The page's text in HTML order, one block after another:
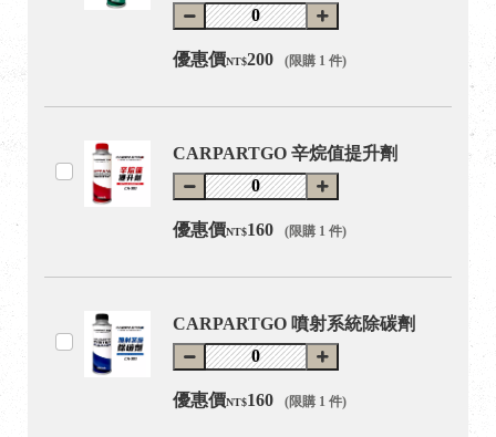
優惠價NT$200 (限購 1 件)
CARPARTGO 辛烷值提升劑
優惠價NT$160 (限購 1 件)
CARPARTGO 噴射系統除碳劑
優惠價NT$160 (限購 1 件)